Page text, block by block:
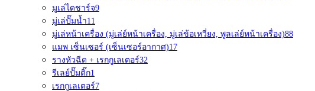
มูเล่ไดชาร์จ9
มู่เล่ปั๊มน้ำ11
มู่เล่หน้าเครื่อง (มู่เล่ย์หน้าเครื่อง, มู่เล่ข้อเหวี่ยง, พูลเล่ย์หน้าเครื่อง)88
แมพ เซ็นเซอร์ (เซ็นเซอร์อากาศ)17
รางหัวฉีด + เรกกูเลเตอร์32
รีเลย์ปั๊มติ๊ก1
เรกกูเลเตอร์7